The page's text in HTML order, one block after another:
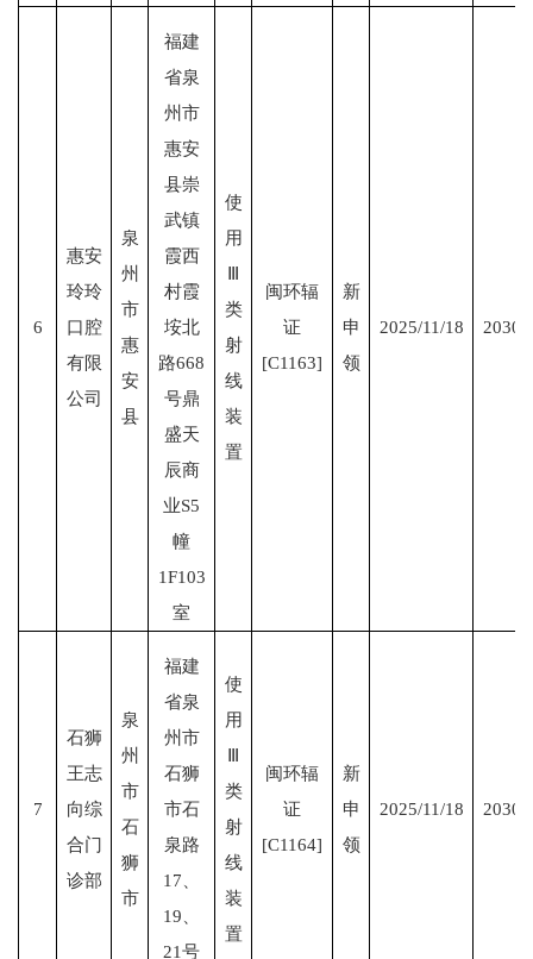
6
惠安
玲玲
口腔
有限
公司
泉
州
市
惠
安
县
福建
省泉
州市
惠安
县崇
武镇
霞西
村霞
垵北
路668
号鼎
盛天
辰商
业S5
幢
1F103
室
使
用
Ⅲ
类
射
线
装
置
闽环辐
证
[C1163]
新
申
领
2025/11/18 2030/
7
石狮
王志
向综
合门
诊部
泉
州
市
石
狮
市
福建
省泉
州市
石狮
市石
泉路
17、
19、
21号
使
用
Ⅲ
类
射
线
装
置
闽环辐
证
[C1164]
新
申
领
2025/11/18 2030/